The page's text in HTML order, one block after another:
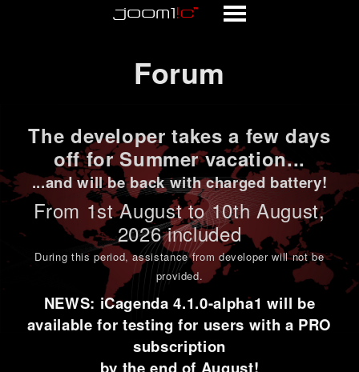
Forum
The developer takes a few days
off for Summer vacation...
...and will be back with charged battery!
From 1stAugust to 10th August,
2026 included
During this period,assistance from developer will not be
provided.
NEWS: iCagenda 4.1.0-alpha1 will be
available for testing for users with a PRO
subscription
by the end of August!